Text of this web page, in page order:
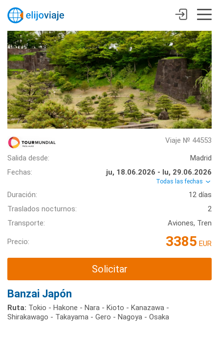
Viaje № 44553
Salida desde:
Madrid
Fechas:
ju, 18.06.2026 - lu, 29.06.2026
Todas las fechas
Duración:
12 días
Traslados nocturnos:
2
Transporte:
Aviones, Tren
Precio: 3385 EUR
Solicitar
Banzai Japón
Ruta: Tokio - Hakone - Nara - Kioto - Kanazawa -
Shirakawago - Takayama - Gero - Nagoya - Osaka